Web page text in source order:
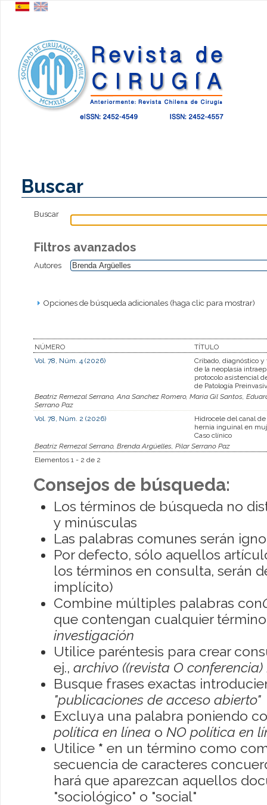
Buscar
Buscar
Filtros avanzados
Autores
Opciones de búsqueda adicionales (haga clic para mostrar)
NÚMERO
TÍTULO
Vol. 78, Núm. 4 (2026)
Cribado, diagnóstico
de la neoplasia
protocolo asistencial
de Patología
Beatriz Remezal Serrano, Ana Sanchez Romero, Maria Gil Santos,
Serrano Paz
Vol. 78, Núm. 2 (2026)
Hidrocele del canal
hernia inguinal en
Caso clínico
Beatriz Remezal Serrano, Brenda Argüelles, Pilar Serrano Paz
Elementos 1 - 2 de 2
Consejos de búsqueda:
Los términos de búsqueda no
y minúsculas
Las palabras comunes serán
Por defecto, sólo aquellos
los términos en consulta, serán
implícito)
Combine múltiples palabras con
que contengan cualquier
investigación
Utilice paréntesis para crear
ej., archivo ((revista O conferencia)
Busque frases exactas
"publicaciones de acceso abierto"
Excluya una palabra poniendo
política en línea o NO política en
Utilice * en un término como
secuencia de caracteres
hará que aparezcan aquellos
"sociológico" o "social"